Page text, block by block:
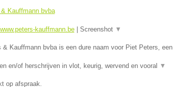
Kauffmann bvba
kauffmann.be| Screenshot ▼
& Kauffmann bvba is een dure naam voor Piet Peters, een
en/of herschrijven in vlot, keurig, wervend en vooral ▼
op afspraak.